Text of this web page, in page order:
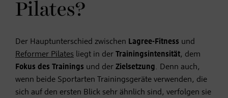
Pilates?
Der Hauptunterschied zwischen Lagree-Fitness und
Reformer Pilates liegt in der Trainingsintensität, dem
Fokus des Trainings und der Zielsetzung. Denn auch,
wenn beide Sportarten Trainingsgeräte verwenden, die
sich auf den ersten Blick sehr ähnlich sind, verfolgen sie